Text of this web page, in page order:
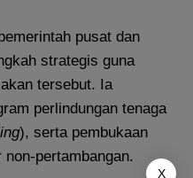
pusat dan
strategis guna
tersebut. Ia
perlindungan tenaga
), serta pembukaan
pertambangan.
X